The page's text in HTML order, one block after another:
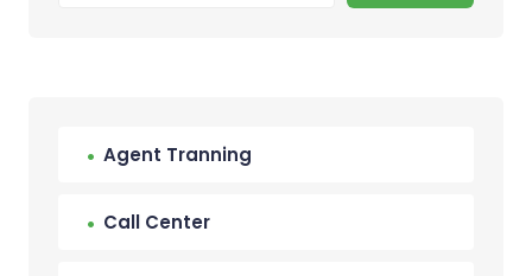
Agent Tranning
Call Center